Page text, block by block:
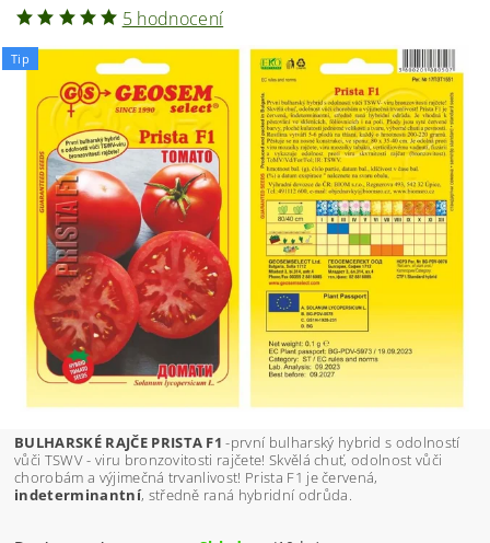
5 hodnocení
Tip
BULHARSKÉ RAJČE PRISTA F1 -první bulharský hybrid s odolností
vůči TSWV - viru bronzovitosti rajčete! Skvělá chuť, odolnost vůči
chorobám a výjimečná trvanlivost! Prista F1 je červená,
indeterminantní, středně raná hybridní odrůda.